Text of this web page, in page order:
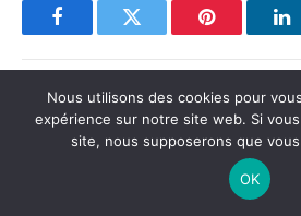
FacebookTwitter Pinterest
Samuel
Site
Moi c'est Samuel, je suis
Nous utilisons des cookies pour
expérience sur notre site web. Si
site, nous supposerons que
OK